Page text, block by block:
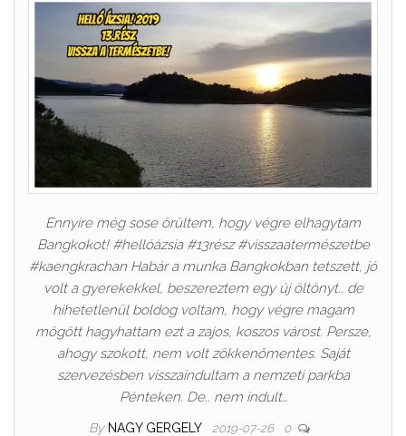
Ennyire még sose örültem, hogy végre elhagytam
Bangkokot! #hellóázsia #13rész #visszaatermészetbe
#kaengkrachan Habár a munka Bangkokban tetszett, jó
volt a gyerekekkel, beszereztem egy új öltönyt.. de
hihetetlenül boldog voltam, hogy végre magam
mögött hagyhattam ezt a zajos, koszos várost. Persze,
ahogy szokott, nem volt zökkenőmentes. Saját
szervezésben visszaindultam a nemzeti parkba
Pénteken. De.. nem indult…
By NAGY GERGELY 2019-07-26 0